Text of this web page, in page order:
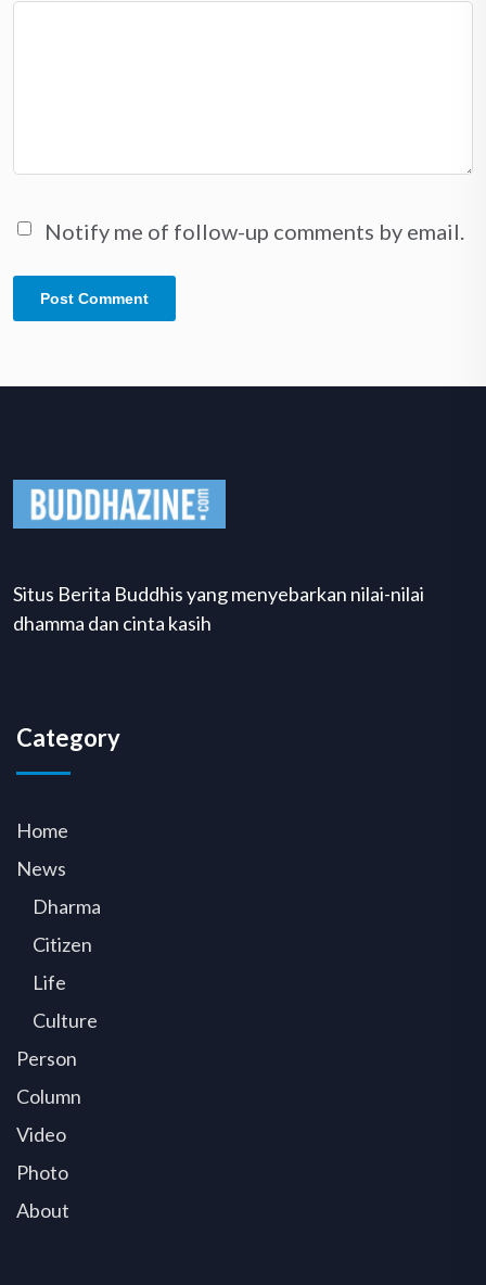
Notify me of follow-up comments by email.
Situs Berita Buddhis yang menyebarkan nilai-nilai
dhamma dan cinta kasih
Category
Home
News
Dharma
Citizen
Life
Culture
Person
Column
Video
Photo
About